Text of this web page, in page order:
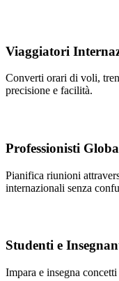
Viaggiatori
Converti orari di voli,
precisione e facilità.
Professionisti
Pianifica riunioni
internazionali senza
Studenti e
Impara e insegna